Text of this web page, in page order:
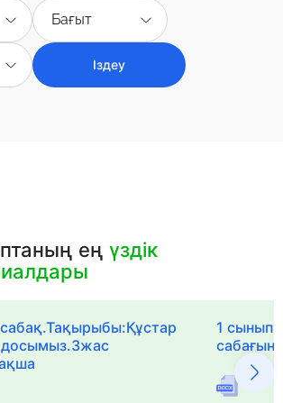
Бағыт
Іздеу
еңүздік
досымыз.3жас
1